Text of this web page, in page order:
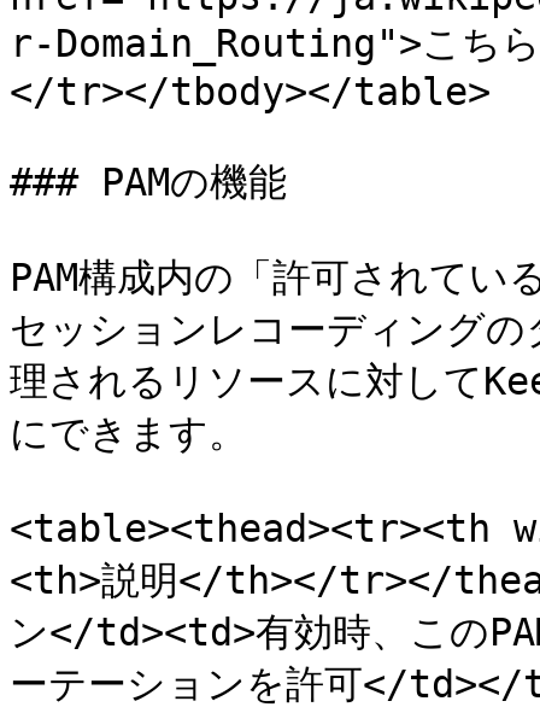
r-Domain_Routing">こち
</tr></tbody></table>
### PAMの機能
PAM構成内の「許可されてい
セッションレコーディングの
理されるリソースに対して
にできます。
<table><thead><tr><th
<th>説明</th></tr></
ン</td><td>有効時、この
ーテーションを許可</